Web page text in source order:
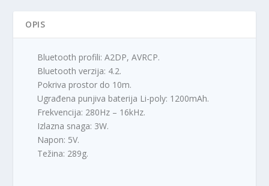
OPIS
Bluetooth profili: A2DP, AVRCP.
Bluetooth verzija: 4.2.
Pokriva prostor do 10m.
Ugrađena punjiva baterija Li-poly: 1200mAh.
Frekvencija: 280Hz – 16kHz.
Izlazna snaga: 3W.
Napon: 5V.
Težina: 289g.